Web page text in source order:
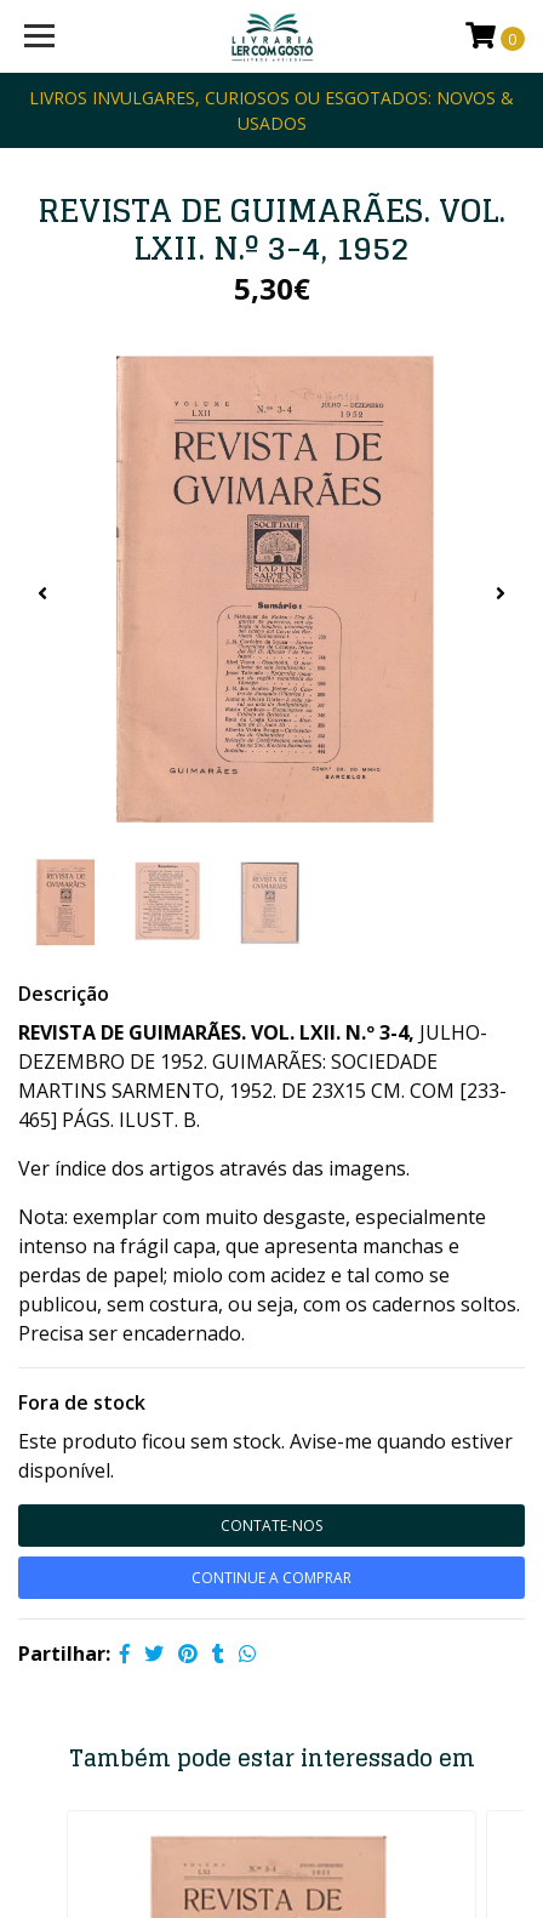
LIVROS INVULGARES, CURIOSOS OU ESGOTADOS: NOVOS &
USADOS
0
REVISTA DE GUIMARÃES. VOL.
LXII. N.º 3-4, 1952
5,30€
Descrição
REVISTA DE GUIMARÃES. VOL. LXII. N.º 3-4, JULHO-
DEZEMBRO DE 1952. GUIMARÃES: SOCIEDADE
MARTINS SARMENTO, 1952. DE 23X15 CM. COM [233-
465] PÁGS. ILUST. B.
Ver índice dos artigos através das imagens.
Nota: exemplar com muito desgaste, especialmente
intenso na frágil capa, que apresenta manchas e
perdas de papel; miolo com acidez e tal como se
publicou, sem costura, ou seja, com os cadernos soltos.
Precisa ser encadernado.
Fora de stock
Este produto ficou sem stock. Avise-me quando estiver
disponível.
CONTATE-NOS
CONTINUE A COMPRAR
Partilhar:
Também pode estar interessado em